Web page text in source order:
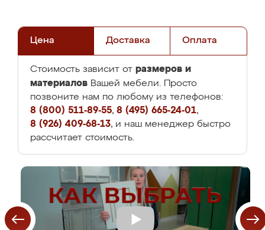
Цена Доставка Оплата
Стоимость зависит от размеров и
материалов Вашей мебели. Просто
позвоните нам по любому из телефонов:
8 (800) 511-89-55, 8 (495) 665-24-01,
8 (926) 409-68-13, и наш менеджер быстро
рассчитает стоимость.